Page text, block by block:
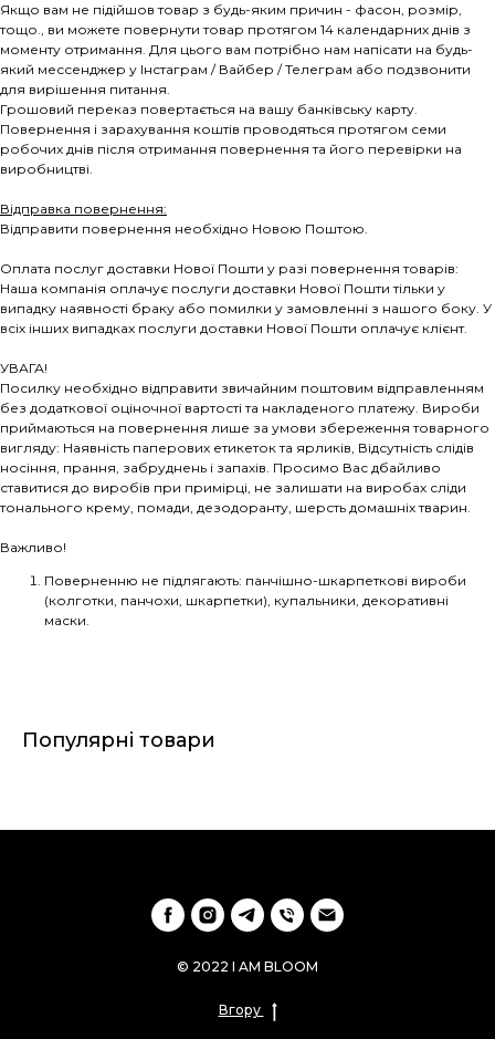
Якщо вам не підійшов товар з будь-яким причин - фасон, розмір,
тощо., ви можете повернути товар протягом 14 календарних днів з
моменту отримання. Для цього вам потрібно нам напісати на будь-
який мессенджер у Інстаграм / Вайбер / Телеграм або подзвонити
для вирішення питання.
Грошовий переказ повертається на вашу банківську карту.
Повернення і зарахування коштів проводяться протягом семи
робочих днів після отримання повернення та його перевірки на
виробництві.
Відправка повернення:
Відправити повернення необхідно Новою Поштою.
Оплата послуг доставки Нової Пошти у разі повернення товарів:
Наша компанія оплачує послуги доставки Нової Пошти тільки у
випадку наявності браку або помилки у замовленні з нашого боку. У
всіх інших випадках послуги доставки Нової Пошти оплачує клієнт.
УВАГА!
Посилку необхідно відправити звичайним поштовим відправленням
без додаткової оціночної вартості та накладеного платежу. Вироби
приймаються на повернення лише за умови збереження товарного
вигляду: Наявність паперових етикеток та ярликів, Відсутність слідів
носіння, прання, забруднень і запахів. Просимо Вас дбайливо
ставитися до виробів при примірці, не залишати на виробах сліди
тонального крему, помади, дезодоранту, шерсть домашніх тварин.
Важливо!
Поверненню не підлягають: панчішно-шкарпеткові вироби
(колготки, панчохи, шкарпетки), купальники, декоративні
маски.
Популярні товари
© 2022 I AM BLOOM
Вгору